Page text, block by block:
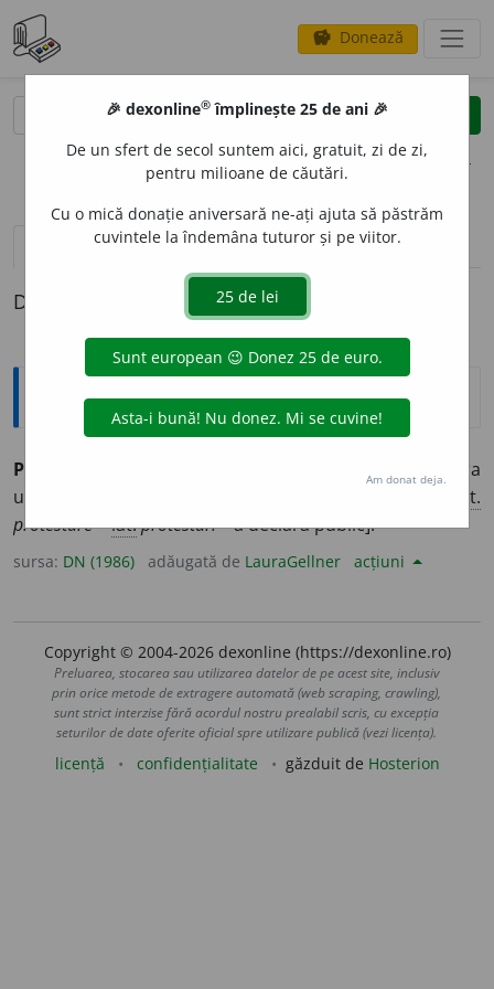
savings Donează
clear
opțiuni
definiții (1) pronunțievolume_up (26)
Definiția cu ID-ul 434124:
Explicative DEX
PROTEST
A se împotrivi, a se ridica contra
unui fapt etc.; a opune un protest. [<
it.
protestare<lat.protestari– a declara public].
sursa: DN (1986) adăugată de LauraGellner acțiuni
Copyright © 2004-2026 dexonline (https://dexonline.ro)
Preluarea, stocarea sau utilizarea datelor de pe acest site, inclusiv
prin orice metode de extragere automată (web scraping, crawling),
sunt strict interzise fără acordul nostru prealabil scris, cu excepția
seturilor de date oferite oficial spre utilizare publică (vezi licența).
licență confidențialitate găzduit de Hosterion
🎉 dexonline® împlinește 25 de ani 🎉
De un sfert de secol suntem aici, gratuit, zi de zi,
pentru milioane de căutări.
Cu o mică donație aniversară ne-ați ajuta să păstrăm
cuvintele la îndemâna tuturor și pe viitor.
Am donat deja.